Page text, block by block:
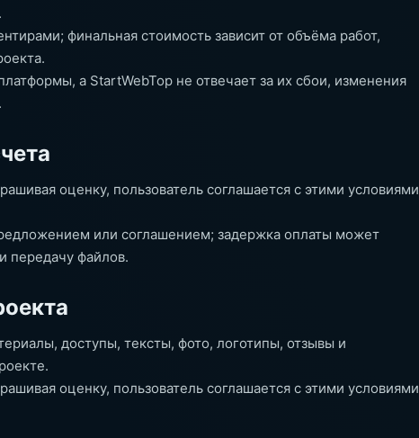
финальная стоимость зависит от объёма работ,
а StartWebTop не отвечает за их сбои, изменения
оценку, пользователь соглашается с этими условиями
или соглашением; задержка оплаты может
передачу файлов.
доступы, тексты, фото, логотипы, отзывы и
оценку, пользователь соглашается с этими условиями